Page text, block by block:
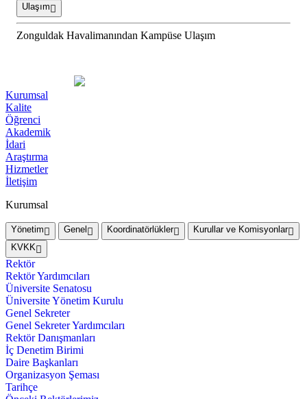
Ulaşım
Zonguldak Havalimanından Kampüse Ulaşım
Kurumsal
Kalite
Öğrenci
Akademik
İdari
Araştırma
Hizmetler
İletişim
Kurumsal
Yönetim Genel Koordinatörlükler
Kurullar ve Komisyonlar
KVKK
Rektör
Rektör Yardımcıları
Üniversite Senatosu
Üniversite Yönetim Kurulu
Genel Sekreter
Genel Sekreter Yardımcıları
Rektör Danışmanları
İç Denetim Birimi
Daire Başkanları
Organizasyon Şeması
Tarihçe